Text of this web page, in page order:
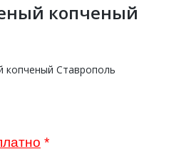
копченый
*